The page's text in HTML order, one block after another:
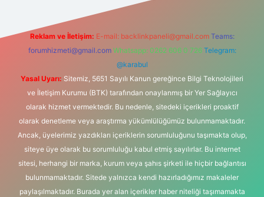
Reklam ve İletişim: E-mail: backlinkpaneli@gmail.com Teams:
forumhizmeti@gmail.com Whatsapp: 0262 606 0 726 Telegram:
@karabul
Yasal Uyarı: Sitemiz, 5651 Sayılı Kanun gereğince Bilgi Teknolojileri
ve İletişim Kurumu (BTK) tarafından onaylanmış bir Yer Sağlayıcı
olarak hizmet vermektedir. Bu nedenle, sitedeki içerikleri proaktif
olarak denetleme veya araştırma yükümlülüğümüz bulunmamaktadır.
Ancak, üyelerimiz yazdıkları içeriklerin sorumluluğunu taşımakta olup,
siteye üye olarak bu sorumluluğu kabul etmiş sayılırlar. Bu internet
sitesi, herhangi bir marka, kurum veya şahıs şirketi ile hiçbir bağlantısı
bulunmamaktadır. Sitede yalnızca kendi hazırladığımız makaleler
paylaşılmaktadır. Burada yer alan içerikler haber niteliği taşımamakta